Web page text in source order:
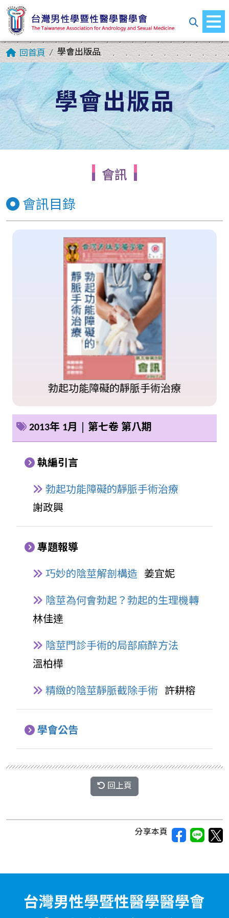
回首頁 學會出版品
學會出版品
會訊
會訊目錄
勃起功能障礙的靜脈手術治療
2013年 1月 │ 第七卷 第八期
執編引言
勃起功能障礙的靜脈手術治療
謝政興
專題報導
巧妙的陰莖解剖構造 姜宜妮
陰莖為何會勃起？勃起的生理機轉
林佳達
陰莖門診手術的局部麻醉方法
溫柏樺
精緻的陰莖靜脈截除手術 許耕榕
學會公告
回上頁
分享本頁